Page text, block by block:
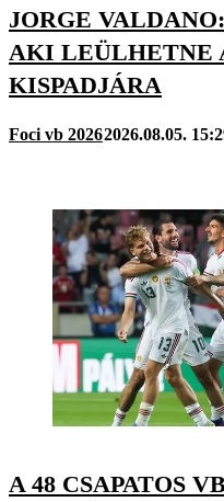
JORGE
AKI LEÜLHETNE
KISPADJÁRA
Foci vb 20262026.08.05.
A 48 CSAPATOS VB